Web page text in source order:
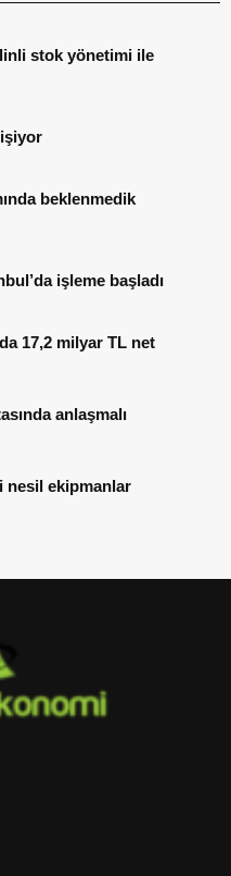
stok yönetimi ile
beklenmedik
işleme başladı
17,2 milyar TL net
anlaşmalı
nesil ekipmanlar